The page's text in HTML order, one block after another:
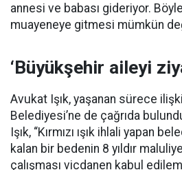
annesi ve babası gideriyor.
muayeneye gitmesi mümkün
‘Büyükşehir aileyi
Avukat Işık, yaşanan sürece
Belediyesi’ne de çağrıda
Işık, “Kırmızı ışık ihlali yapan
kalan bir bedenin 8 yıldır
çalışması vicdanen kabul